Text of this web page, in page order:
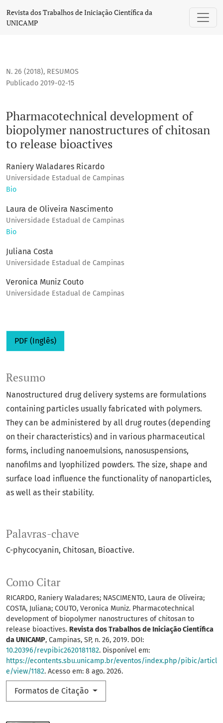
Pharmacotechnical development of biopolymer
Revista dos Trabalhos de Iniciação Científica da
UNICAMP
N. 26 (2018), RESUMOS
Pharmacotechnical development of
biopolymer nanostructures of chitosan
to release bioactives
Publicado 2019-02-15
Raniery Waladares Ricardo
Universidade Estadual de Campinas
Bio
Laura de Oliveira Nascimento
Universidade Estadual de Campinas
Bio
Juliana Costa
Universidade Estadual de Campinas
Veronica Muniz Couto
Universidade Estadual de Campinas
PDF (Inglês)
Palavras-chave
C-phycocyanin Chitosan Bioactive.
Como Citar
RICARDO, Raniery Waladares; NASCIMENTO, Laura de Oliveira;
COSTA, Juliana; COUTO, Veronica Muniz. Pharmacotechnical
development of biopolymer nanostructures of chitosan to
release bioactives. Revista dos Trabalhos de Iniciação Científica
da UNICAMP, Campinas, SP, n. 26, 2019. DOI:
10.20396/revpibic2620181182. Disponível em:
https://econtents.sbu.unicamp.br/eventos/index.php/pibic/articl
e/view/1182. Acesso em: 8 ago. 2026.
Formatos de Citação
Resumo
Nanostructured drug delivery systems are formulations
containing particles usually fabricated with polymers.
They can be administered by all drug routes (depending
on their characteristics) and in various pharmaceutical
forms, including nanoemulsions, nanosuspensions,
nanofilms and lyophilized powders. The size, shape and
surface load influence the functionality of nanoparticles,
as well as their stability.